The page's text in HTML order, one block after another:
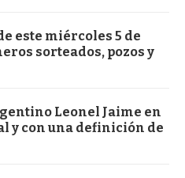
este miércoles 5 de
sorteados, pozos y
Leonel Jaime en
y con una definición de